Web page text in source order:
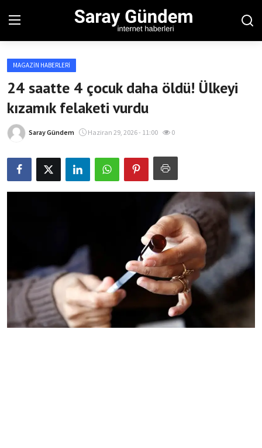
Ana Sayfa
Bölgesel
Son Dakika
Spor Haberleri
Teknoloji Haberleri
MAGAZIN HABERLERI
24 saatte 4 çocuk daha öldü! Ülkeyi
kızamık felaketi vurdu
Saray Gündem Haziran 29, 2026 - 11:00 0